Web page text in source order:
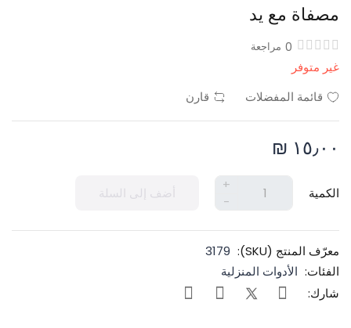
مصفاة مع يد
0 مراجعة
غير متوفر
قائمة المفضلات
قارن
١٥٫٠٠ ₪
الكمية
+
-
أضف إلى السلة
معرّف المنتج (SKU):
3179
الفئات: الأدوات المنزلية
شارك: